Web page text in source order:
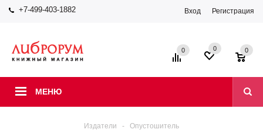
+7-499-403-1882 Вход Регистрация
МЕНЮ
0 0 0
Издатели - Опустошитель